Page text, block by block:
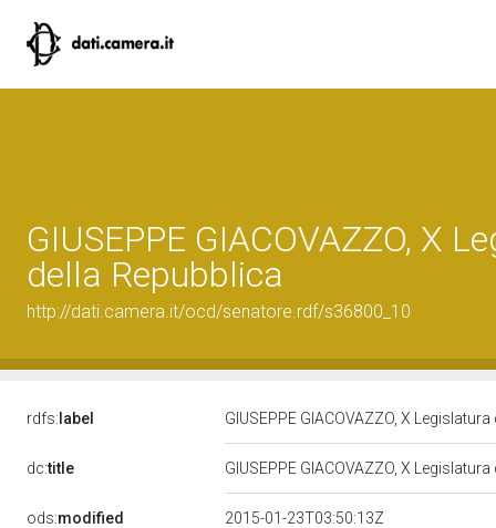
GIUSEPPE GIACOVAZZO, X
della Repubblica
http://dati.camera.it/ocd/senatore.rdf/s36800_10
rdfs: label GIUSEPPE GIACOVAZZO, X
dc:title GIUSEPPE GIACOVAZZO, X
ods:modified 2015-01-23T03:50:13Z